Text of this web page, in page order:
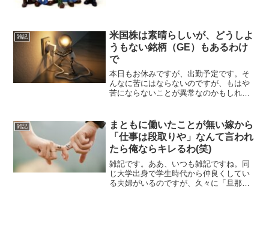
しているのですが、改めて...
雑記
米国株は素晴らしいが、どうしよ
うもない銘柄（GE）もあるわけ
で
本日もお休みですが、出勤予定です。そ
んなに苦にはならないのですが、もはや
苦にならないことが異常なのかもしれま
とを終わらせたい性格なのです。まとも
に休めるのは8月2...
雑記
まともに働いたことが無い嫁から
「仕事は段取りや」なんて言われ
たら俺ならキレるわ(笑)
雑記です。ああ、いつも雑記ですね。同
じ大学出身で学生時代から仲良くしてい
る夫婦がいるのですが、久々に「旦那が